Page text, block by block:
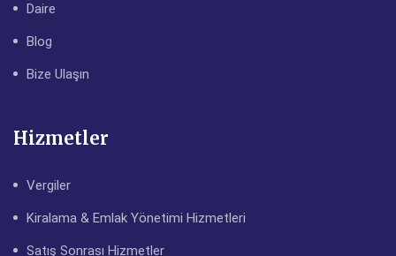
Daire
Blog
Bize Ulaşın
Hizmetler
Vergiler
Kiralama & Emlak Yönetimi Hizmetleri
Satış Sonrası Hizmetler